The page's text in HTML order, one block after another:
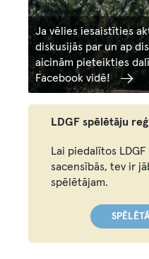
Ja vēlies iesaistīties
diskusijās par un ap
aicinām pieteikties
Facebook vidē!
LDGF spēlētāju
Lai piedalītos
sacensībās, tev ir
spēlētājam.